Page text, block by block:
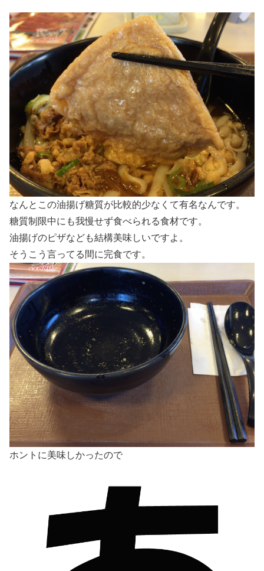
なんとこの油揚げ糖質が比較的少なくて有名なんです。
糖質制限中にも我慢せず食べられる食材です。
油揚げのピザなども結構美味しいですよ。
そうこう言ってる間に完食です。
ホントに美味しかったので